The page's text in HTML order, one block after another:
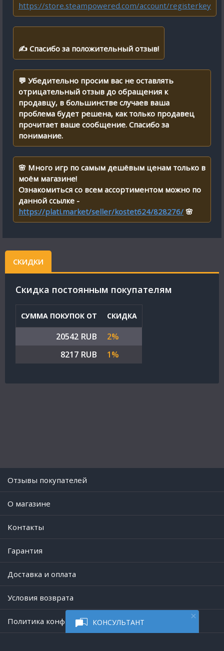
КОНСУЛЬТАНТ
https://store.steampowered.com/account/registerkey
✍ Спасибо за положительный отзыв!
💬 Убедительно просим вас не оставлять
отрицательный отзыв до обращения к
продавцу, в большинстве случаев ваша
проблема будет решена, как только продавец
прочитает ваше сообщение. Спасибо за
понимание.
🌸 Много игр по самым дешёвым ценам только в
моём магазине!
Ознакомиться со всем ассортиментом можно по
данной ссылке -
https://plati.market/seller/kostet624/828276/ 🌸
СКИДКИ
Cкидка постоянным покупателям
СУММА ПОКУПОК ОТ СКИДКА
20542 RUB
2%
8217 RUB
1%
Отзывы покупателей
O магазине
Контакты
Гарантия
Доставка и оплата
Условия возврата
Политика конфиденциальности